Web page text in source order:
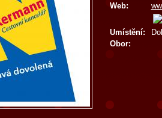
Web:
Umístění:
Obor: